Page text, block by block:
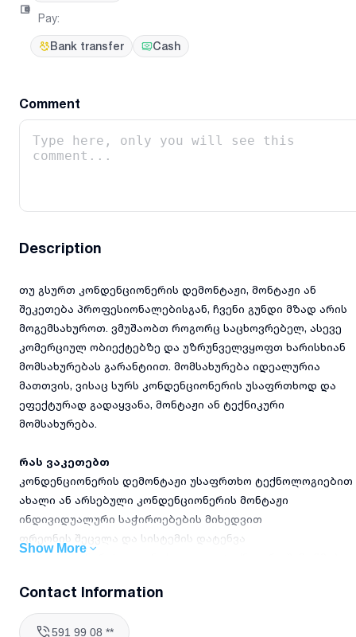
Pay:
Bank transfer Cash
Comment
Description
თუ გსურთ კონდენციონერის დემონტაჟი, მონტაჟი ან
შეკეთება პროფესიონალებისგან, ჩვენი გუნდი მზად არის
მოგემსახუროთ. ვმუშაობთ როგორც საცხოვრებელ, ასევე
კომერციულ ობიექტებზე და უზრუნველვყოფთ ხარისხიან
მომსახურებას გარანტიით. მომსახურება იდეალურია
მათთვის, ვისაც სურს კონდენციონერის უსაფრთხოდ და
ეფექტურად გადაყვანა, მონტაჟი ან ტექნიკური
მომსახურება.
რას ვაკეთებთ
კონდენციონერის დემონტაჟი უსაფრთხო ტექნოლოგიებით
ახალი ან არსებული კონდენციონერის მონტაჟი
ინდივიდუალური საჭიროებების მიხედვით
ფრეონის შეცვლა და სისტემის დატენვა
კონდენციონერის დიაგნოსტიკა და ტექნიკური შემოწმება
საჭიროების შემთხვევაში, კონსულტაცია და
რეკომენდაციები ექსპლუატაციაზე
Show More
Contact Information
591 99 08 **